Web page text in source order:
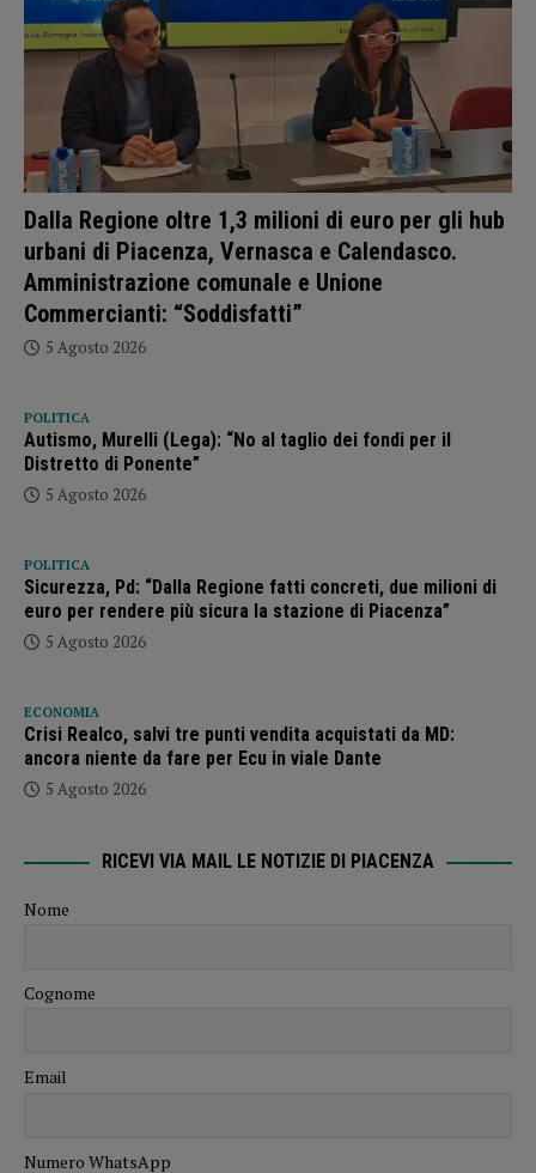
Dalla Regione oltre 1,3 milioni di euro per gli hub
urbani di Piacenza, Vernasca e Calendasco.
Amministrazione comunale e Unione
Commercianti: “Soddisfatti”
5 Agosto 2026
POLITICA
Autismo, Murelli (Lega): “No al taglio dei fondi per il
Distretto di Ponente”
5 Agosto 2026
POLITICA
Sicurezza, Pd: “Dalla Regione fatti concreti, due milioni di
euro per rendere più sicura la stazione di Piacenza”
5 Agosto 2026
ECONOMIA
Crisi Realco, salvi tre punti vendita acquistati da MD:
ancora niente da fare per Ecu in viale Dante
5 Agosto 2026
RICEVI VIA MAIL LE NOTIZIE DI PIACENZA
Nome
Cognome
Email
Numero WhatsApp